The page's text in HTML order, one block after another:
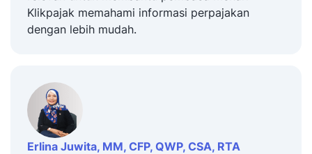
Klikpajak memahami informasi perpajakan
dengan lebih mudah.
Erlina Juwita, MM, CFP, QWP, CSA, RTA